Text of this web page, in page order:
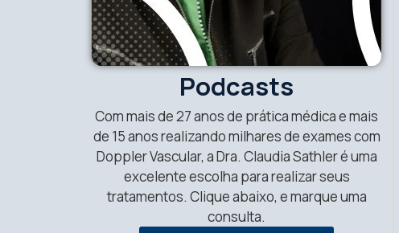
Podcasts
Com mais de 27 anos de prática médica e mais
de 15 anos realizando milhares de exames com
Doppler Vascular, a Dra. Claudia Sathler é uma
excelente escolha para realizar seus
tratamentos. Clique abaixo, e marque uma
consulta.